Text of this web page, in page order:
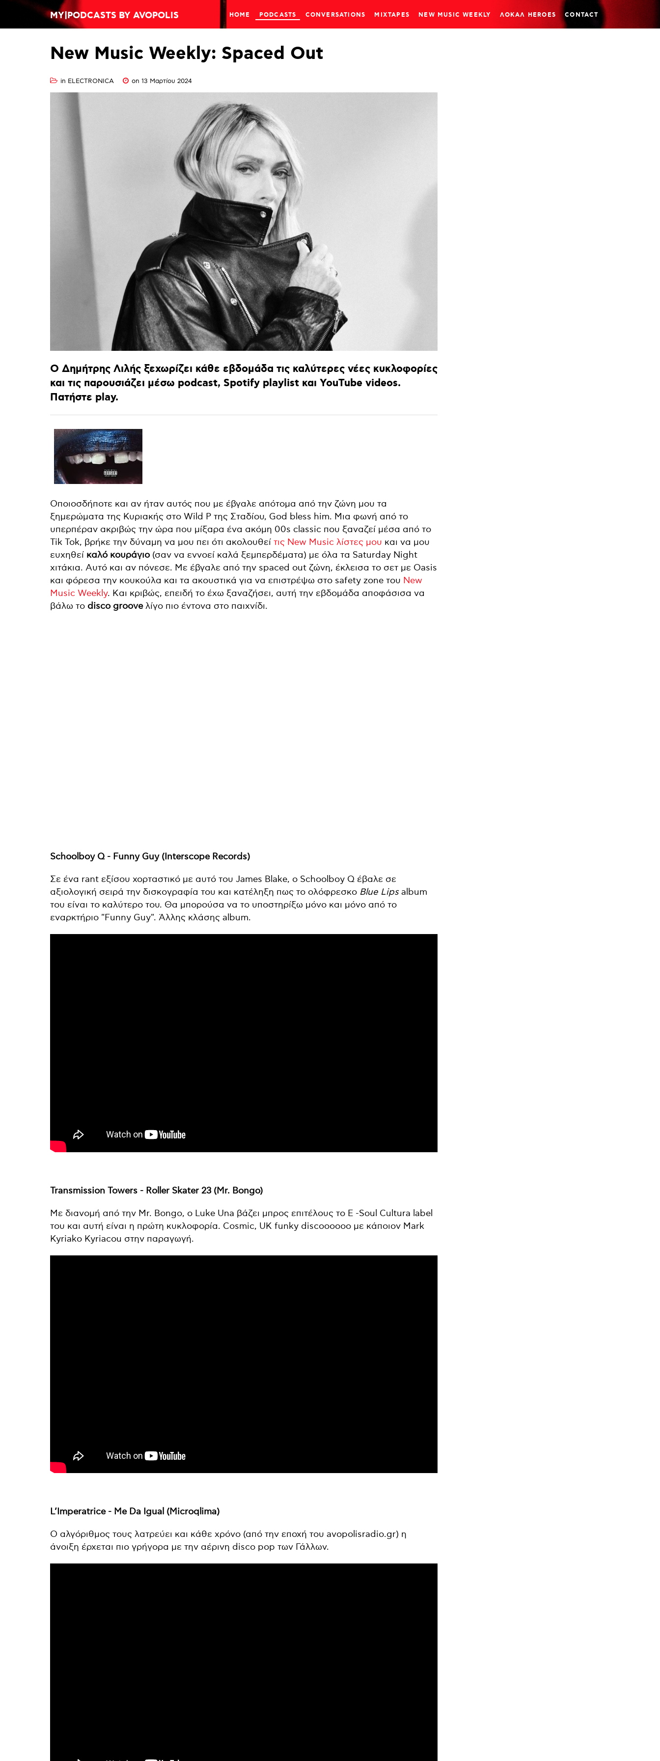
MY|PODCASTS BY AVOPOLIS HOME PODCASTS CONVERSATIONS MIXTAPES NEW MUSIC WEEKLY ΛΟΚΑΛ HEROES CONTACT
New Music Weekly: Spaced Out
in ELECTRONICA on 13 Μαρτίου 2024
Ο Δημήτρης Λιλής ξεχωρίζει κάθε εβδομάδα τις καλύτερες νέες κυκλοφορίες
και τις παρουσιάζει μέσω podcast, Spotify playlist και YouTube videos.
Πατήστε play.
Οποιοσδήποτε και αν ήταν αυτός που με έβγαλε απότομα από την ζώνη μου τα
ξημερώματα της Κυριακής στο Wild P της Σταδίου, God bless him. Μια φωνή από το
υπερπέραν ακριβώς την ώρα που μίξαρα ένα ακόμη 00s classic που ξαναζεί μέσα από το
Tik Tok, βρήκε την δύναμη να μου πει ότι ακολουθεί τις New Music λίστες μου και να μου
ευχηθεί καλό κουράγιο(σαν να εννοεί καλά ξεμπερδέματα) με όλα τα Saturday Night
χιτάκια. Αυτό και αν πόνεσε. Με έβγαλε από την spaced out ζώνη, έκλεισα το σετ με Oasis
και φόρεσα την κουκούλα και τα ακουστικά για να επιστρέψω στο safety zone του New
Music Weekly. Kαι κριβώς, επειδή το έχω ξαναζήσει, αυτή την εβδομάδα αποφάσισα να
βάλω το disco grooveλίγο πιο έντονα στο παιχνίδι.
Schoolboy Q - Funny Guy (Interscope Records)
Σε ένα rant εξίσου χορταστικό με αυτό του James Blake, ο Schoolboy Q έβαλε σε
αξιολογική σειρά την δισκογραφία του και κατέληξη πως το ολόφρεσκο Blue Lipsalbum
του είναι το καλύτερο του. Θα μπορούσα να το υποστηρίξω μόνο και μόνο από το
εναρκτήριο "Funny Guy". Άλλης κλάσης album.
Transmission Towers - Roller Skater 23 (Mr. Bongo)
Με διανομή από την Mr. Bongo, o Luke Una βάζει μπρος επιτέλους το E -Soul Cultura label
του και αυτή είναι η πρώτη κυκλοφορία. Cosmic, UK funky discoooooo με κάποιον Mark
Kyriako Kyriacou στην παραγωγή.
L’Imperatrice - Me Da Igual (Microqlima)
Ο αλγόριθμος τους λατρεύει και κάθε χρόνο (από την εποχή του avopolisradio.gr) η
άνοιξη έρχεται πιο γρήγορα με την αέρινη disco pop των Γάλλων.